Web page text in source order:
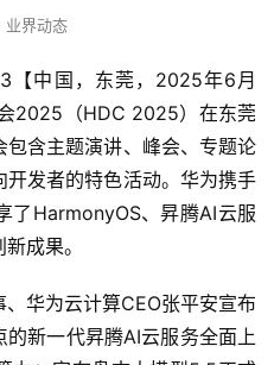
业界动态
【中国，东莞，2025年6月
2025（HDC 2025）在东莞
含主题演讲、峰会、专题论
发者的特色活动。华为携手
了HarmonyOS、昇腾AI云服
成果。
华为云计算CEO张平安宣布
新一代昇腾AI云服务全面上